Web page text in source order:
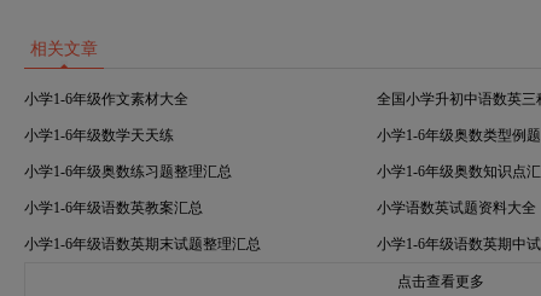
相关文章
小学1-6年级作文素材大全 全国小学升初中语数英三
小学1-6年级数学天天练 小学1-6年级奥数类型例
小学1-6年级奥数练习题整理汇总 小学1-6年级奥数知识点
小学1-6年级语数英教案汇总 小学语数英试题资料大全
小学1-6年级语数英期末试题整理汇总 小学1-6年级语数英期中
点击查看更多